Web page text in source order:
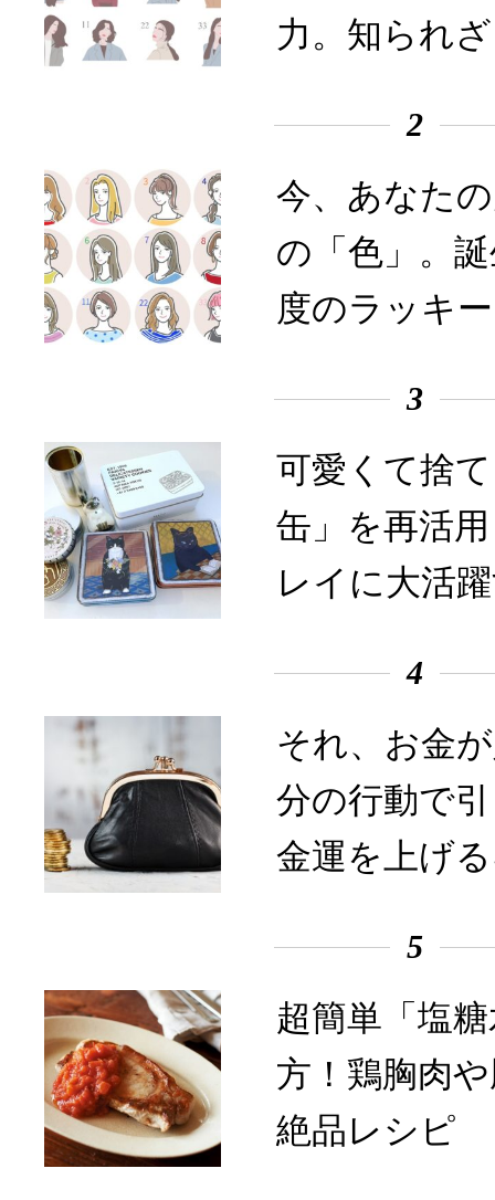
力。知られ
2
今、あなた
の「色」。
度のラッキ
3
可愛くて捨
缶」を再活
レイに大活
4
それ、お金
分の行動で
金運を上げ
5
超簡単「塩
方！鶏胸肉
絶品レシピ